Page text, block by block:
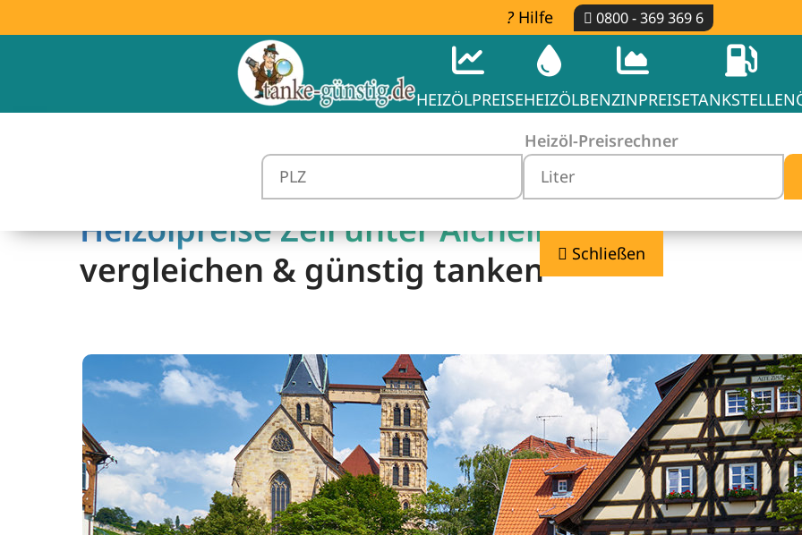
Hilfe 0800 - 369 369 6
HEIZÖLPREISEHEIZÖLBENZINPREISETANKSTELLEN
Heizöl-Preisrechner
Schließen
Heizölpreise Zell unter Aichelberg -
vergleichen & günstig tanken